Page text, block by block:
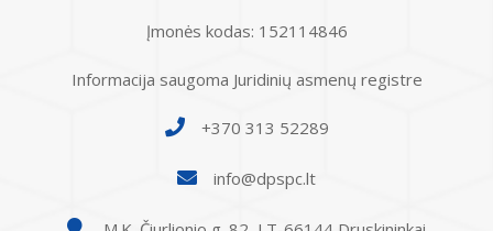
Įmonės kodas: 152114846
Informacija saugoma Juridinių asmenų registre
+370 313 52289
info@dpspc.lt